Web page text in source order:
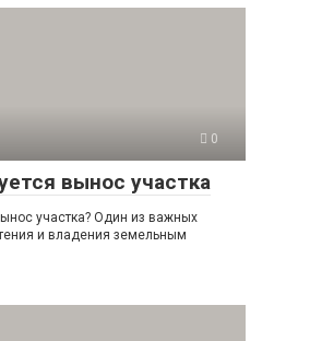
0
вынос участка
участка? Один из важных
и владения земельным